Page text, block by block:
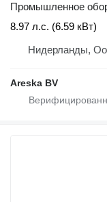
Промышленное
8.97 л.с. (6.59 кВт)
Нидерланды,
Areska BV